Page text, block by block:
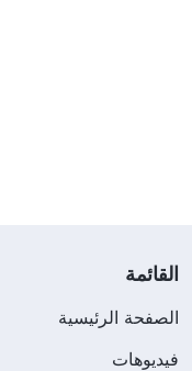
القائمة
الصفحة الرئيسية
فيديوهات